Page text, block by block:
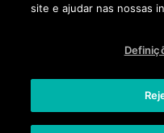
Serviço pós-venda
site e ajudar nas nossas